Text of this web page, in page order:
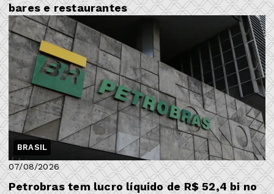
bares e restaurantes
BRASIL
07/08/2026
Petrobras tem lucro líquido de R$ 52,4 bi no